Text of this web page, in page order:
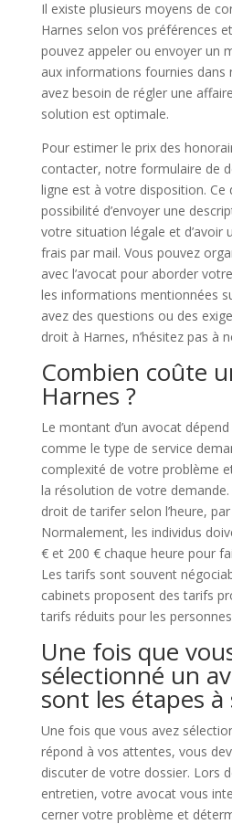
Il existe plusieurs moyens de
Harnes selon vos préférences
pouvez appeler ou envoyer un
aux informations fournies dans
avez besoin de régler une
solution est optimale.
Pour estimer le prix des
contacter, notre formulaire de
ligne est à votre disposition. Ce
possibilité d’envoyer une
votre situation légale et d’avoir
frais par mail. Vous pouvez
avec l’avocat pour aborder
les informations mentionnées
avez des questions ou des
droit à Harnes, n’hésitez pas à
Combien coûte
Harnes ?
Le montant d’un avocat
comme le type de service
complexité de votre problème
la résolution de votre
droit de tarifer selon l’heure,
Normalement, les individus
€ et 200 € chaque heure pour
Les tarifs sont souvent
cabinets proposent des tarifs
tarifs réduits pour les
Une fois que
sélectionné un
sont les étapes à
Une fois que vous avez
répond à vos attentes, vous
discuter de votre dossier. Lors
entretien, votre avocat vous
cerner votre problème et